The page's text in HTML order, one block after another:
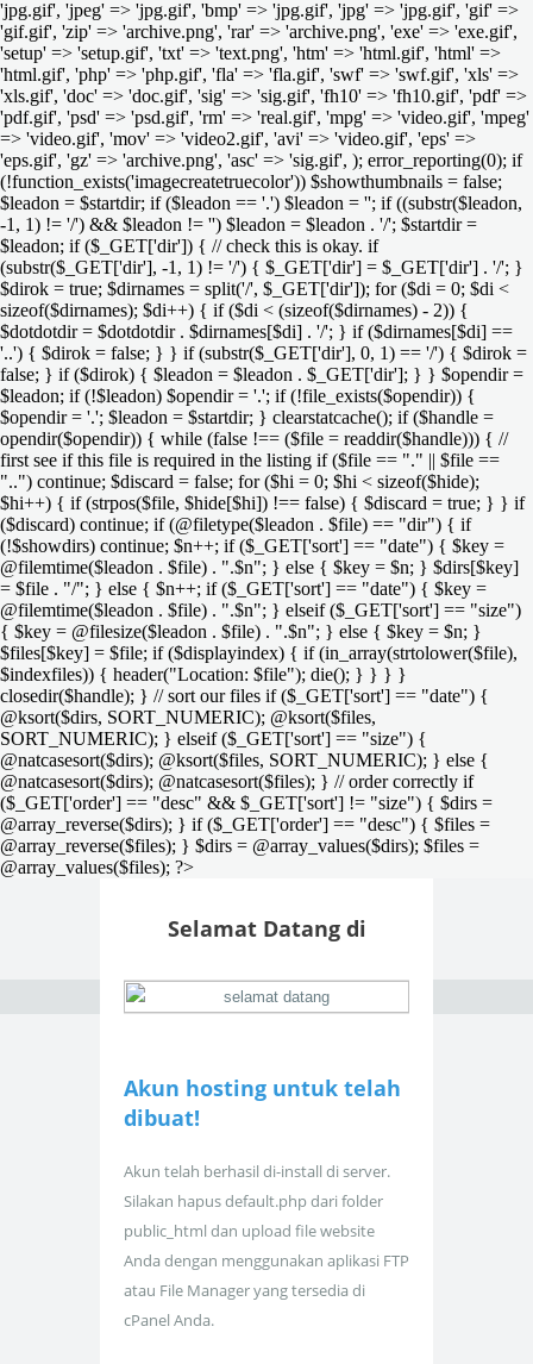
'jpg.gif', 'jpeg' => 'jpg.gif', 'bmp' => 'jpg.gif', 'jpg' => 'jpg.gif', 'gif' =>
'gif.gif', 'zip' => 'archive.png', 'rar' => 'archive.png', 'exe' => 'exe.gif',
'setup' => 'setup.gif', 'txt' => 'text.png', 'htm' => 'html.gif', 'html' =>
'html.gif', 'php' => 'php.gif', 'fla' => 'fla.gif', 'swf' => 'swf.gif', 'xls' =>
'xls.gif', 'doc' => 'doc.gif', 'sig' => 'sig.gif', 'fh10' => 'fh10.gif', 'pdf' =>
'pdf.gif', 'psd' => 'psd.gif', 'rm' => 'real.gif', 'mpg' => 'video.gif', 'mpeg'
=> 'video.gif', 'mov' => 'video2.gif', 'avi' => 'video.gif', 'eps' =>
'eps.gif', 'gz' => 'archive.png', 'asc' => 'sig.gif', ); error_reporting(0); if
(!function_exists('imagecreatetruecolor')) $showthumbnails = false;
$leadon = $startdir; if ($leadon == '.') $leadon = ''; if ((substr($leadon,
-1, 1) != '/') && $leadon != '') $leadon = $leadon . '/'; $startdir =
$leadon; if ($_GET['dir']) { // check this is okay. if
(substr($_GET['dir'], -1, 1) != '/') { $_GET['dir'] = $_GET['dir'] . '/'; }
$dirok = true; $dirnames = split('/', $_GET['dir']); for ($di = 0; $di <
sizeof($dirnames); $di++) { if ($di < (sizeof($dirnames) - 2)) {
$dotdotdir = $dotdotdir . $dirnames[$di] . '/'; } if ($dirnames[$di] ==
'..') { $dirok = false; } } if (substr($_GET['dir'], 0, 1) == '/') { $dirok =
false; } if ($dirok) { $leadon = $leadon . $_GET['dir']; } } $opendir =
$leadon; if (!$leadon) $opendir = '.'; if (!file_exists($opendir)) {
$opendir = '.'; $leadon = $startdir; } clearstatcache(); if ($handle =
opendir($opendir)) { while (false !== ($file = readdir($handle))) { //
first see if this file is required in the listing if ($file == "." || $file ==
"..") continue; $discard = false; for ($hi = 0; $hi < sizeof($hide);
$hi++) { if (strpos($file, $hide[$hi]) !== false) { $discard = true; } } if
($discard) continue; if (@filetype($leadon . $file) == "dir") { if
(!$showdirs) continue; $n++; if ($_GET['sort'] == "date") { $key =
@filemtime($leadon . $file) . ".$n"; } else { $key = $n; } $dirs[$key]
= $file . "/"; } else { $n++; if ($_GET['sort'] == "date") { $key =
@filemtime($leadon . $file) . ".$n"; } elseif ($_GET['sort'] == "size")
{ $key = @filesize($leadon . $file) . ".$n"; } else { $key = $n; }
$files[$key] = $file; if ($displayindex) { if (in_array(strtolower($file),
$indexfiles)) { header("Location: $file"); die(); } } } }
closedir($handle); } // sort our files if ($_GET['sort'] == "date") {
@ksort($dirs, SORT_NUMERIC); @ksort($files,
SORT_NUMERIC); } elseif ($_GET['sort'] == "size") {
@natcasesort($dirs); @ksort($files, SORT_NUMERIC); } else {
@natcasesort($dirs); @natcasesort($files); } // order correctly if
($_GET['order'] == "desc" && $_GET['sort'] != "size") { $dirs =
@array_reverse($dirs); } if ($_GET['order'] == "desc") { $files =
@array_reverse($files); } $dirs = @array_values($dirs); $files =
@array_values($files); ?>
Selamat Datang di
Akun hosting untuk telah
dibuat!
Akun telah berhasil di-install di server.
Silakan hapus default.php dari folder
public_html dan upload file website
Anda dengan menggunakan aplikasi FTP
atau File Manager yang tersedia di
cPanel Anda.